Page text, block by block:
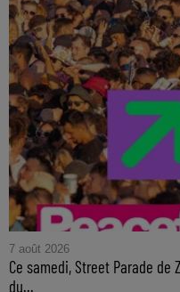
7 août 2026
Ce samedi, Street Parade
du...